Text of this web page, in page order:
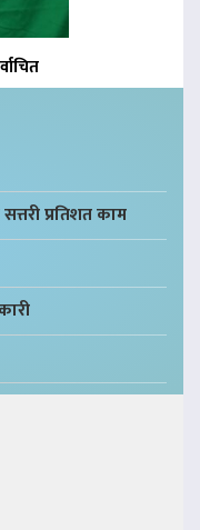
प्रतिशत काम